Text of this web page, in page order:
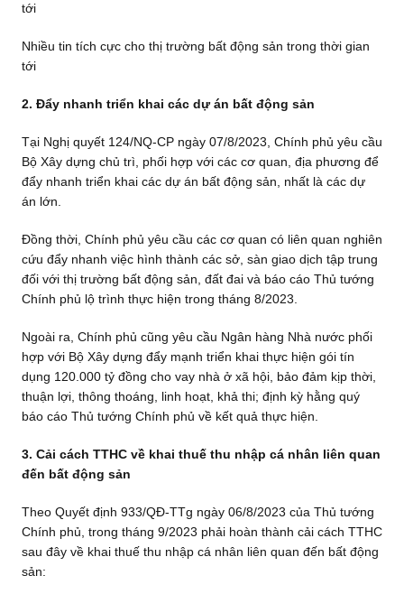
tới
Nhiều tin tích cực cho thị trường bất động sản trong thời gian
tới
2. Đẩy nhanh triển khai các dự án bất động sản
Tại Nghị quyết 124/NQ-CP ngày 07/8/2023, Chính phủ yêu cầu
Bộ Xây dựng chủ trì, phối hợp với các cơ quan, địa phương để
đẩy nhanh triển khai các dự án bất động sản, nhất là các dự
án lớn.
Đồng thời, Chính phủ yêu cầu các cơ quan có liên quan nghiên
cứu đẩy nhanh việc hình thành các sở, sàn giao dịch tập trung
đối với thị trường bất động sản, đất đai và báo cáo Thủ tướng
Chính phủ lộ trình thực hiện trong tháng 8/2023.
Ngoài ra, Chính phủ cũng yêu cầu Ngân hàng Nhà nước phối
hợp với Bộ Xây dựng đẩy mạnh triển khai thực hiện gói tín
dụng 120.000 tỷ đồng cho vay nhà ở xã hội, bảo đảm kịp thời,
thuận lợi, thông thoáng, linh hoạt, khả thi; định kỳ hằng quý
báo cáo Thủ tướng Chính phủ về kết quả thực hiện.
3. Cải cách TTHC về khai thuế thu nhập cá nhân liên quan
đến bất động sản
Theo Quyết định 933/QĐ-TTg ngày 06/8/2023 của Thủ tướng
Chính phủ, trong tháng 9/2023 phải hoàn thành cải cách TTHC
sau đây về khai thuế thu nhập cá nhân liên quan đến bất động
sản: